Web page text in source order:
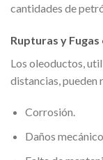
cantidades de
Rupturas y
Los oleoductos,
distancias, pueden
Corrosión.
Daños